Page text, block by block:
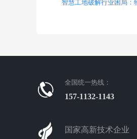
全国统一热线：
157-1132-1143
国家高新技术企业